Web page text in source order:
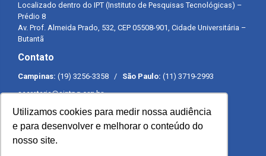
Utilizamos cookies para medir nossa audiência
e para desenvolver e melhorar o conteúdo do
nosso site.
Localizado dentro do IPT (Instituto de Pesquisas Tecnológicas) –
Prédio 8
Av. Prof. Almeida Prado, 532, CEP 05508-901, Cidade Universitária –
Butantã
Contato
Campinas: (19) 3256-3358 / São Paulo: (11) 3719-2993
secretaria@sintpq.org.br
Expediente
Segunda a sexta-feira das 8h às 17h